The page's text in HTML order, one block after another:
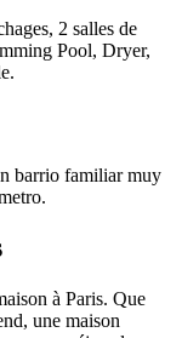
2 salles de
Pool, Dryer,
barrio familiar muy
à Paris. Que
une maison